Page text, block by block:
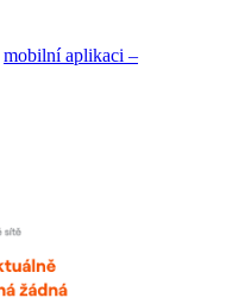
mobilní aplikaci –